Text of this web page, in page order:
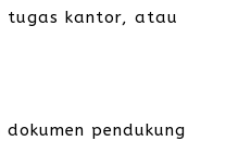
tugas kantor, atau
pendukung